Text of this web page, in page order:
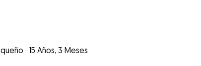
· 15 Años, 3 Meses